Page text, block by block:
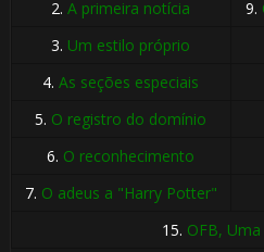
2.A primeira notícia 9.
3. Um estilo próprio
4.As seções especiais
5. O registro do domínio
6. O reconhecimento
7. O adeus a "Harry Potter"
15. OFB,